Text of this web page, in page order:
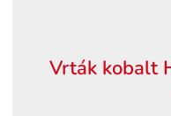
Vrták kobalt